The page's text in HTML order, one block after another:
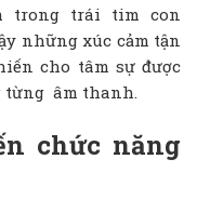
trong trái tim con
những xúc cảm tận
cho tâm sự được
từng âm thanh.
chức năng